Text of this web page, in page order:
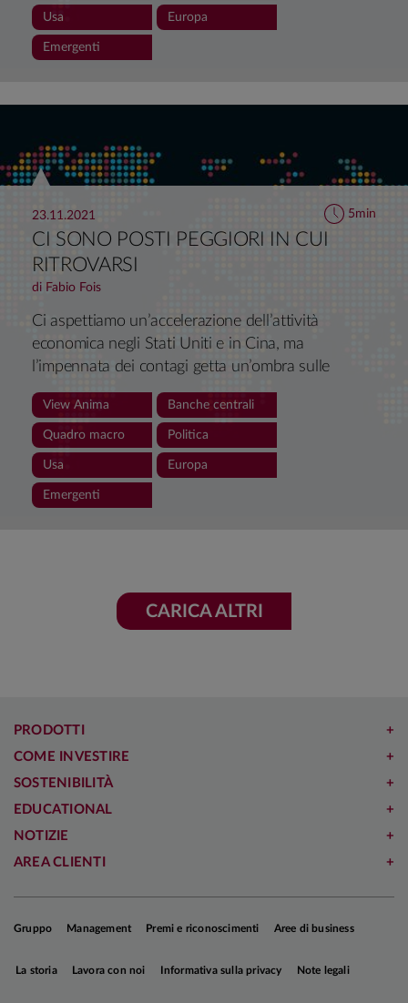
modulando le scelte in considerazione della
maggiore volatilità e delle crescenti divergenze tra i
policymaker.
Usa Europa
Emergenti
23.11.2021 5min
CI SONO POSTI PEGGIORI IN CUI
RITROVARSI
di Fabio Fois
Ci aspettiamo un’accelerazione dell’attività
economica negli Stati Uniti e in Cina, ma
l’impennata dei contagi getta un’ombra sulle
prospettive di crescita dell’Area Euro nel breve
termine. Le pressioni sui prezzi continueranno ad
aumentare nei prossimi mesi, ma si allenteranno
dal secondo trimestre 2022. In questo contesto,
manteniamo un bias costruttivo sulle attività
rischiose e l’aspettativa che i tassi salgano.
View Anima Banche centrali
Quadro macro Politica
Usa Europa
Emergenti
CARICA ALTRI
PRODOTTI
COME INVESTIRE
SOSTENIBILITÀ
EDUCATIONAL
NOTIZIE
AREA CLIENTI
Gruppo Management Premi e riconoscimenti Aree di business
La storia Lavora con noi Informativa sulla privacy Note legali